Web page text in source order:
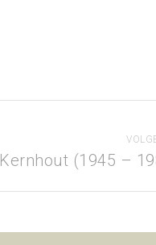
Kernhout (1945 –